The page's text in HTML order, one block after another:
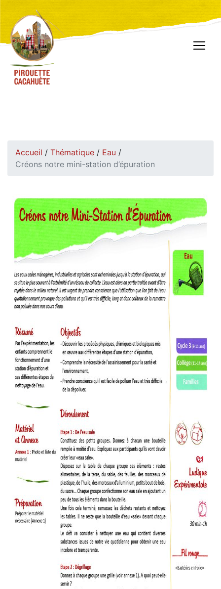
Accueil / Thématique / Eau /
Créons notre mini-station d’épuration